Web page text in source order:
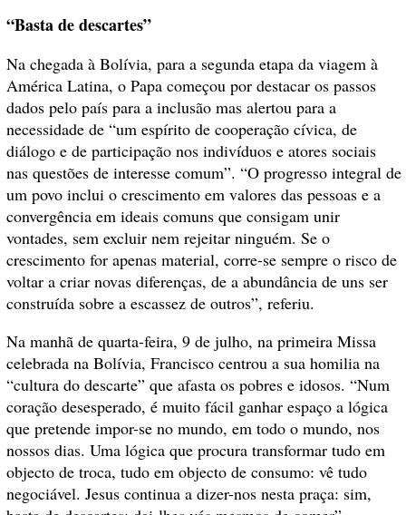
“Basta de descartes”
Na chegada à Bolívia, para a segunda etapa da viagem à
América Latina, o Papa começou por destacar os passos
dados pelo país para a inclusão mas alertou para a
necessidade de “um espírito de cooperação cívica, de
diálogo e de participação nos indivíduos e atores sociais
nas questões de interesse comum”. “O progresso integral de
um povo inclui o crescimento em valores das pessoas e a
convergência em ideais comuns que consigam unir
vontades, sem excluir nem rejeitar ninguém. Se o
crescimento for apenas material, corre-se sempre o risco de
voltar a criar novas diferenças, de a abundância de uns ser
construída sobre a escassez de outros”, referiu.
Na manhã de quarta-feira, 9 de julho, na primeira Missa
celebrada na Bolívia, Francisco centrou a sua homilia na
“cultura do descarte” que afasta os pobres e idosos. “Num
coração desesperado, é muito fácil ganhar espaço a lógica
que pretende impor-se no mundo, em todo o mundo, nos
nossos dias. Uma lógica que procura transformar tudo em
objecto de troca, tudo em objecto de consumo: vê tudo
negociável. Jesus continua a dizer-nos nesta praça: sim,